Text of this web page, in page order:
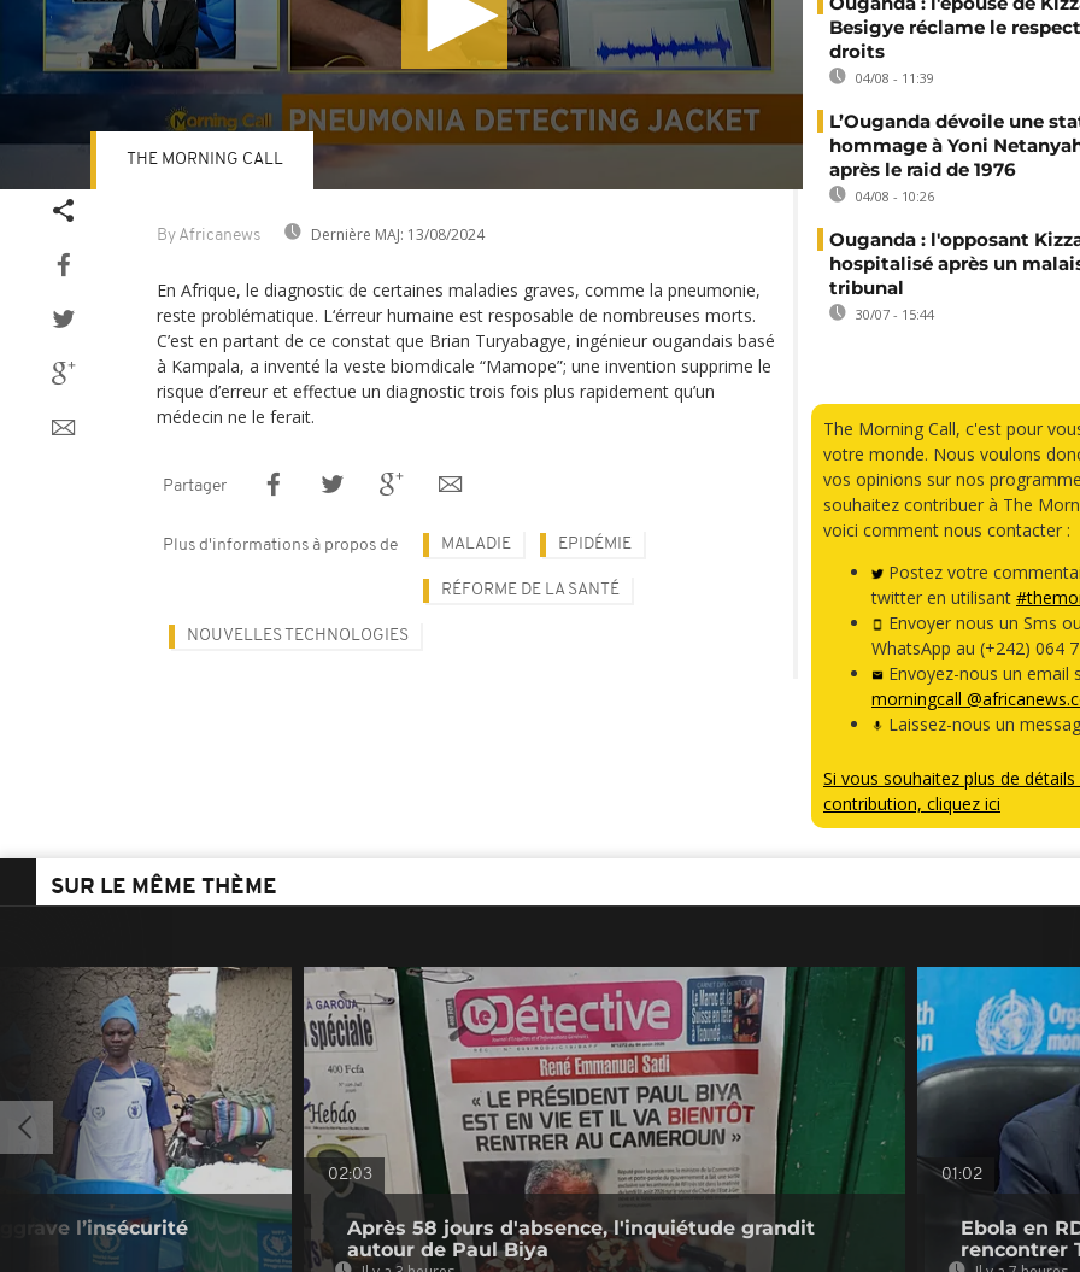
By Africanews Dernière MAJ: 13/08/2024
THE MORNING CALL
En Afrique, le diagnostic de certaines maladies graves, comme la pneumonie,
reste problématique. L‘érreur humaine est resposable de nombreuses morts.
C’est en partant de ce constat que Brian Turyabagye, ingénieur ougandais basé
à Kampala, a inventé la veste biomdicale “Mamope”; une invention supprime le
risque d’erreur et effectue un diagnostic trois fois plus rapidement qu’un
médecin ne le ferait.
Partager
Plus d'informations à propos de MALADIE EPIDÉMIE
RÉFORME DE LA SANTÉ
NOUVELLES TECHNOLOGIES
Besigye réclame le
droits
04/08 - 11:39
L’Ouganda dévoile une
hommage à Yoni
après le raid de 1976
04/08 - 10:26
Ouganda : l'opposant
hospitalisé après un
tribunal
30/07 - 15:44
The Morning Call, c'est pour
votre monde. Nous voulons
vos opinions sur nos
souhaitez contribuer à The
voici comment nous contacter :
Postez votre
twitter en utilisant
Envoyer nous un Sms ou
WhatsApp au (+242) 064
Envoyez-nous un email
morningcall
Laissez-nous un
Si vous souhaitez plus de détails
contribution, cliquez ici
SUR LE MÊME THÈME
l’insécurité
02:03
Après 58 jours d'absence, l'inquiétude grandit
autour de Paul Biya
01:02
Ebola en
rencontrer